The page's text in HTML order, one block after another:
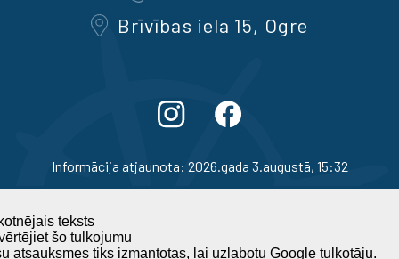
Brīvības iela 15, Ogre
Informācija atjaunota: 2026.gada 3.augustā, 15:32
teksts
šo tulkojumu
atsauksmes tiks izmantotas, lai uzlabotu Google tulkotāju.